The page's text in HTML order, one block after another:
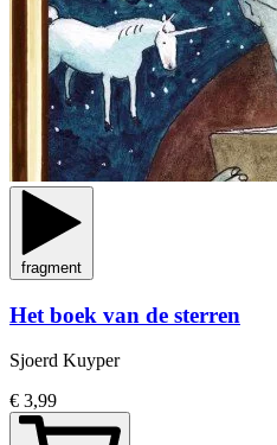
fragment
Het boek van de sterren
Sjoerd Kuyper
€ 3,99